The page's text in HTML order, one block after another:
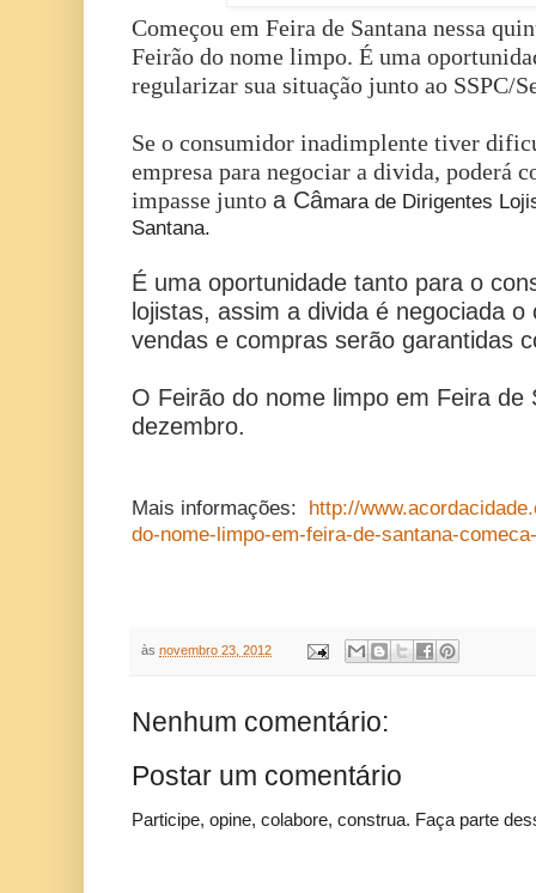
Começou em Feira de Santana nessa
Feirão do nome limpo. É uma
regularizar sua situação junto ao SSPC/
Se o consumidor inadimplente tiver
empresa para negociar a divida, poderá
impasse junto a Câmara de Dirigentes
Santana.
É uma oportunidade tanto para o
lojistas, assim a divida é negociada
vendas e compras serão garantidas
O Feirão do nome limpo em Feira de
dezembro.
Mais informações:
http://
do-nome-limpo-em-feira-de-santana-
às novembro 23, 2012
Nenhum comentário:
Postar um comentário
Participe, opine, colabore, construa. Faça parte